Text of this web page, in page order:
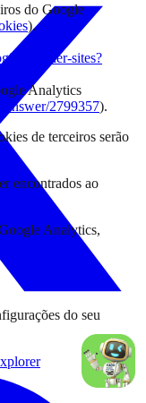
do Google
).
partner-sites?
Analytics
answer/2799357).
de terceiros serão
encontrados ao
Analytics,
do seu